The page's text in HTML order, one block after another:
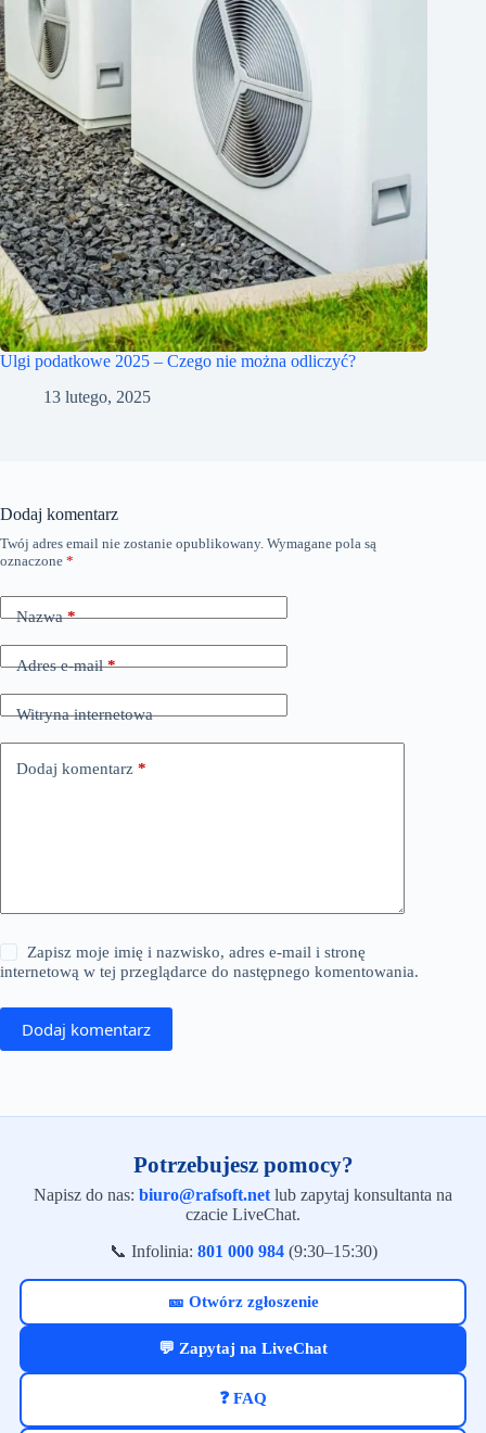
Ulgi podatkowe 2025 – Czego nie można odliczyć?
13 lutego, 2025
Dodaj komentarz
Twój adres email nie zostanie opublikowany. Wymagane pola są
oznaczone *
Nazwa*
Adres e-mail*
Witryna internetowa
Dodaj komentarz *
Zapisz moje imię i nazwisko, adres e-mail i stronę
internetową w tej przeglądarce do następnego komentowania.
Dodaj komentarz
Potrzebujesz pomocy?
Napisz do nas: biuro@rafsoft.net lub zapytaj konsultanta na
czacie LiveChat.
📞 Infolinia: 801 000 984(9:30–15:30)
🎫 Otwórz zgłoszenie
💬 Zapytaj na LiveChat
❓ FAQ